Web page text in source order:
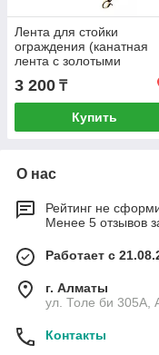
Лента для стойки
ограждения (канатная
лента с золотыми
вставками для стоек
ограждения)
3 200 ₸
Купить
О нас
Рейтинг не
Менее 5 отзывов
Работает с
г. Алматы
ул. Толе би 305А,
Контакты